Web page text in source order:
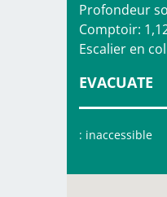
Profondeur
Comptoir:
Escalier en
EVACUATE
: inaccessible